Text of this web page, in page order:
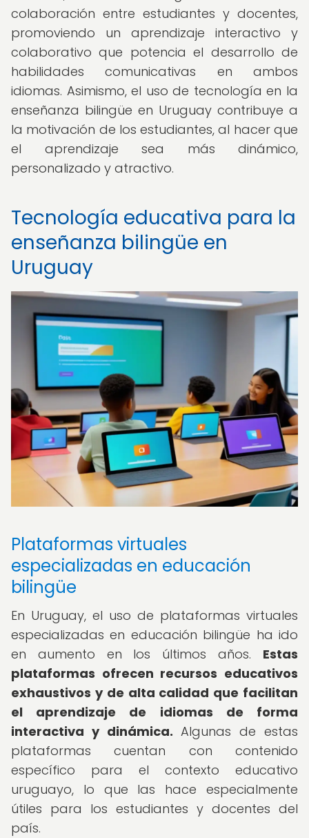
colaboración entre estudiantes y docentes,
promoviendo un aprendizaje interactivo y
colaborativo que potencia el desarrollo de
habilidades comunicativas en ambos
idiomas. Asimismo, el uso de tecnología en la
enseñanza bilingüe en Uruguay contribuye a
la motivación de los estudiantes, al hacer que
el aprendizaje sea más dinámico,
personalizado y atractivo.
Tecnología educativa para la
enseñanza bilingüe en
Uruguay
Plataformas virtuales
especializadas en educación
bilingüe
En Uruguay, el uso de plataformas virtuales
especializadas en educación bilingüe ha ido
en aumento en los últimos años. Estas
plataformas ofrecen recursos educativos
exhaustivos y de alta calidad que facilitan
el aprendizaje de idiomas de forma
interactiva y dinámica. Algunas de estas
plataformas cuentan con contenido
específico para el contexto educativo
uruguayo, lo que las hace especialmente
útiles para los estudiantes y docentes del
país.